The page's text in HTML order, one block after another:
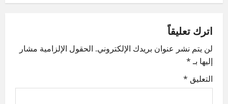
s
t
n
a
v
اترك تعليقاً
لن يتم نشر عنوان بريدك الإلكتروني. الحقول الإلزامية مشار
إليها بـ*
التعليق *